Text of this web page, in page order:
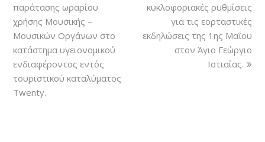
παράτασης ωραρίου
χρήσης Μουσικής –
Μουσικών Οργάνων στο
κατάστημα υγειονομικού
ενδιαφέροντος εντός
τουριστικού καταλύματος
Twenty.
κυκλοφοριακές ρυθμίσεις
για τις εορταστικές
εκδηλώσεις της 1ης Μαΐου
στον Άγιο Γεώργιο
Ιστιαίας.